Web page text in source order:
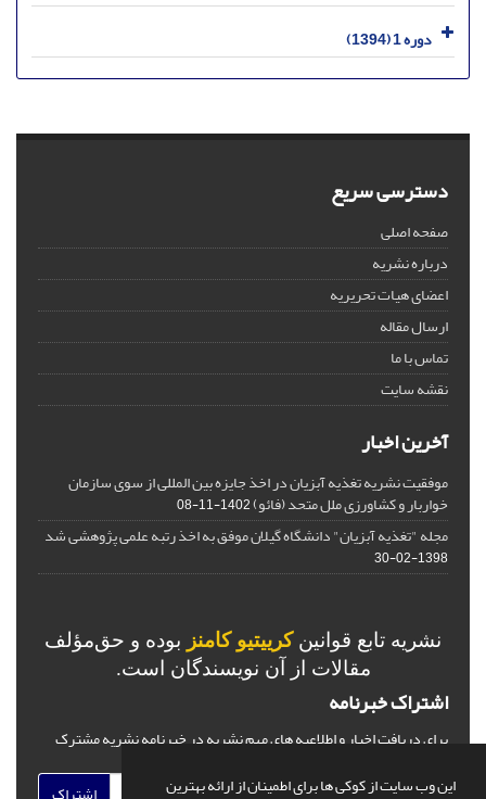
این وب سایت از کوکی ها برای اطمینان از ارائه بهترین
دوره 1 (1394)
دسترسی سریع
صفحه اصلی
درباره نشریه
اعضای هیات تحریریه
ارسال مقاله
تماس با ما
نقشه سایت
آخرین اخبار
موفقیت نشریه تغذیه آبزیان در اخذ جایزه بین المللی از سوی سازمان
خواربار و کشاورزی ملل متحد (فائو)1402-11-08
مجله "تغذیه آبزیان" دانشگاه گیلان موفق به اخذ رتبه علمی پژوهشی شد
1398-02-30
نشریه تابع قوانینکرییتیو کامنز بوده و حق‌مؤلف
مقالات از آن نویسندگان است.
اشتراک خبرنامه
برای دریافت اخبار و اطلاعیه های مهم نشریه در خبرنامه نشریه مشترک